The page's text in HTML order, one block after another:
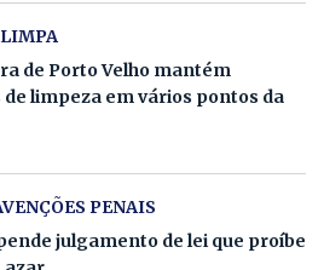
de Porto Velho mantém
de limpeza em vários pontos da
PENAIS
julgamento de lei que proíbe